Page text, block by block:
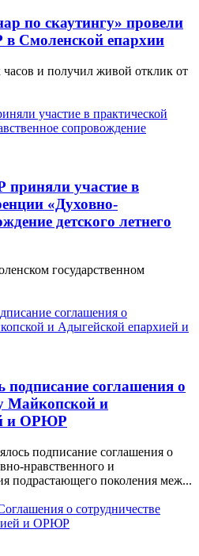
по скаутингу» провели
Смоленской епархии
и получил живой отклик от
участие в
«Духовно-
детского летнего
государственном
подписание соглашения о
Майкопской и
и ОРЮР
подписание соглашения о
нравственного и
подрастающего поколения меж...